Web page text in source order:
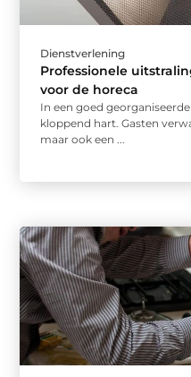
Dienstverlening
Professionele
voor de horeca
In een goed
kloppend hart. Gasten
maar ook een ...